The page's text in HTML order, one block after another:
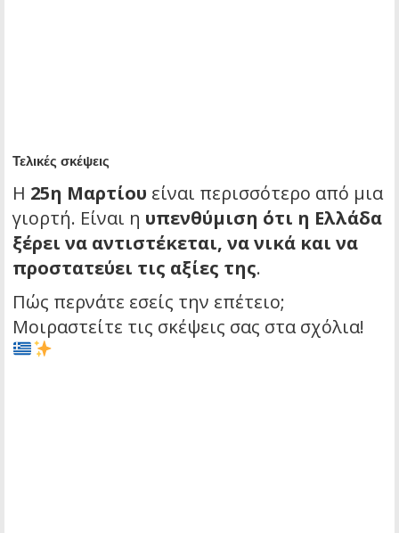
Τελικές σκέψεις
Η 25η Μαρτίου είναι περισσότερο από μια
γιορτή. Είναι η υπενθύμιση ότι η Ελλάδα
ξέρει να αντιστέκεται, να νικά και να
προστατεύει τις αξίες της.
Πώς περνάτε εσείς την επέτειο;
Μοιραστείτε τις σκέψεις σας στα σχόλια!